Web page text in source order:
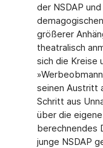
der NSDAP
größerer
theatralisch
sich die Kreise
seinen Austritt
Schritt aus
über die
berechnendes
junge NSDAP